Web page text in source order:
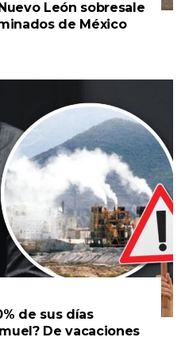
León sobresale
de México
de sus días
De vacaciones